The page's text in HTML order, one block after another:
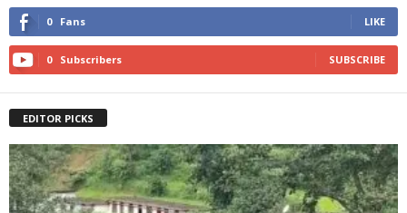
0 Fans LIKE
0 Subscribers SUBSCRIBE
EDITOR PICKS